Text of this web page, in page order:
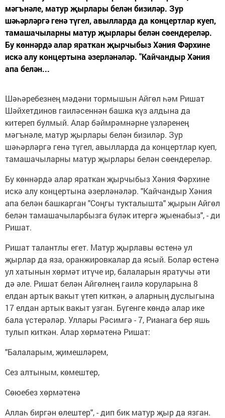
мәгънәле, матур җырлары белән бизиләр. Зур
шәһәрләргә генә түгел, авылларда да концертлар куеп,
тамашачыларны матур җырлары белән сөендереләр.
Бу көннәрдә алар яраткан җырчыбыз Хәния Фәрхине
искә алу концертына әзерләнәләр. "Кайчандыр Хәния
апа белән...
Шәһәребезнең мәдәни тормышын Айгөл һәм Ришат
Шәйхетдинов гаиләсеннән башка күз алдына да
китереп булмый. Алар бәймрәмнәрне үзләренең
мәгънәле, матур җырлары белән бизиләр. Зур
шәһәрләргә генә түгел, авылларда да концертлар куеп,
тамашачыларны матур җырлары белән сөендереләр.
Бу көннәрдә алар яраткан җырчыбыз Хәния Фәрхине
искә алу концертына әзерләнәләр. "Кайчандыр Хәния
апа белән башкарган "Соңгы тукталышта" җырын Айгөл
белән тамашачыларбызга бүләк итергә җыенабыз", - ди
Ришат.
Ришат талантлы егет. Матур җырлавы өстенә ул
җырлар да яза, оранжировкалар да ясый. Болар өстенә
ул хатынын хөрмәт итүче ир, балаларын яратучы әти
дә әле. Ришат белән Айгөлнең гаилә коруларына 8
елдан артык вакыт үтеп киткән, ә аларның дуслыгына
17 елдан артык вакыт узган. Бүгенге көндә алар ике
бала үстерәләр. Уллары Рәсимгә - 7, Рианага бер яшь
тулып киткән. Алар хөрмәтенә Ришат:
"Балаларым, җимешләрем,
Сез алтыным, көмештер,
Сөюебез хөрмәтенә
Аллаһ биргән өлештер", - дип бик матур җыр да язган.